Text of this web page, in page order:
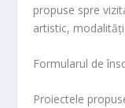
propuse spre
artistic,
Formularul de
Proiectele